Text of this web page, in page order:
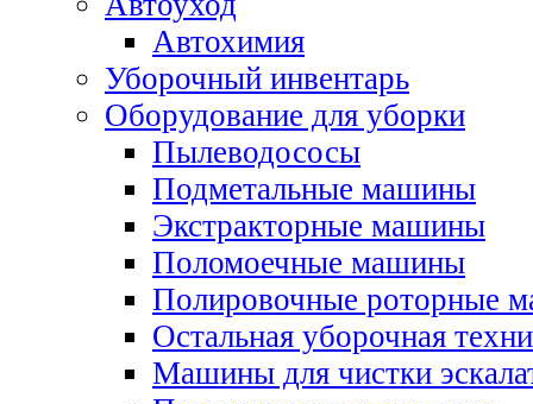
Автохимия
Уборочный инвентарь
Оборудование для уборки
Пылеводососы
Подметальные машины
Экстракторные машины
Поломоечные машины
Полировочные роторные
Остальная уборочная
Машины для чистки